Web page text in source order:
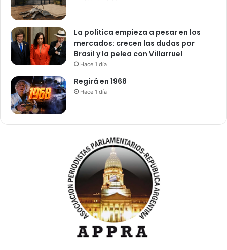
La política empieza a pesar en los
mercados: crecen las dudas por
Brasil y la pelea con Villarruel
Hace 1 día
Regirá en 1968
Hace 1 día